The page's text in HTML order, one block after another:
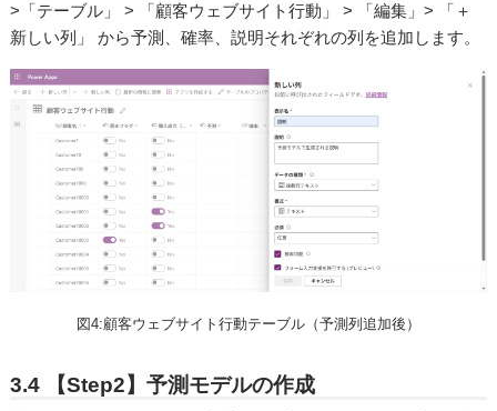
>「テーブル」 > 「顧客ウェブサイト行動」 > 「編集」> 「＋
新しい列」 から予測、確率、説明それぞれの列を追加します。
図4:顧客ウェブサイト行動テーブル（予測列追加後）
3.4 【Step2】予測モデルの作成